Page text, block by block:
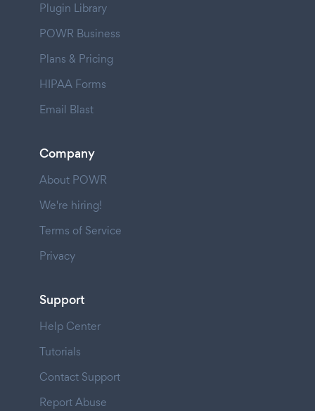
Plugin Library
POWR Business
Plans & Pricing
HIPAA Forms
Email Blast
Company
About POWR
We're hiring!
Terms of Service
Privacy
Support
Help Center
Tutorials
Contact Support
Report Abuse